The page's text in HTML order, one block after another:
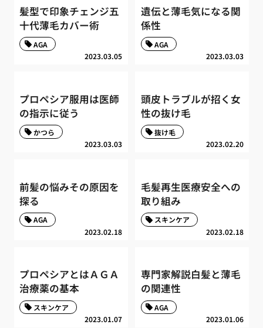
髪型で印象チェンジ五
十代薄毛カバー術
2023.03.05
AGA
遺伝と薄毛気になる関
係性
2023.03.03
AGA
プロペシア服用は医師
の指示に従う
2023.03.03
かつら
頭皮トラブルが招く女
性の抜け毛
2023.02.20
抜け毛
前髪の悩みその原因を
探る
2023.02.18
AGA
毛髪再生医療安全への
取り組み
2023.02.18
スキンケア
プロペシアとはＡＧＡ
治療薬の基本
2023.01.07
スキンケア
専門家解説白髪と薄毛
の関連性
2023.01.06
AGA